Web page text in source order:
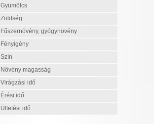
Gyümölcs
Zöldség
Fűszernövény, gyógynövény
Fényigény
Szín
Növény magasság
Virágzási idő
Érési idő
Ültetési idő